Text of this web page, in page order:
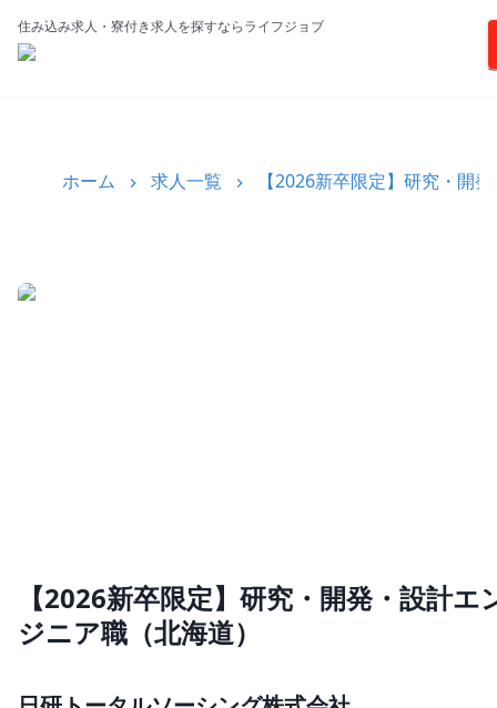
住み込み求人・寮付き求人を探すならライフジョブ
ホーム 求人一覧 【2026新卒限定】研究・開
【2026新卒限定】研究・開発・設計エ
ジニア職（北海道）